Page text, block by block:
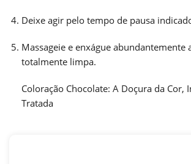
Deixe agir pelo tempo de pausa
Massageie e enxágue abundantemente
totalmente limpa.
Coloração Chocolate: A Doçura da Cor,
Tratada